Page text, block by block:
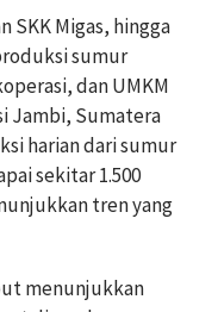
SKK Migas, hingga
sumur
dan UMKM
Jambi, Sumatera
harian dari sumur
sekitar 1.500
tren yang
menunjukkan